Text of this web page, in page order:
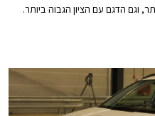
וגם הדגם עם הציון הגבוה ביותר.
ביותר ונמכרים גם בישראל.